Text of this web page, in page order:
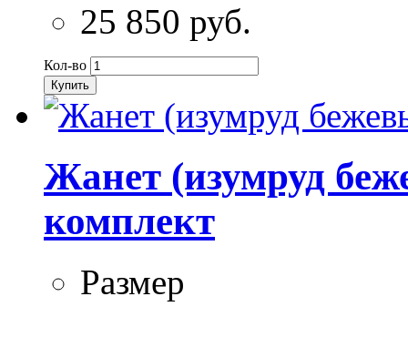
25 850 руб.
Кол-во
Купить
Жанет (изумруд
комплект
Размер